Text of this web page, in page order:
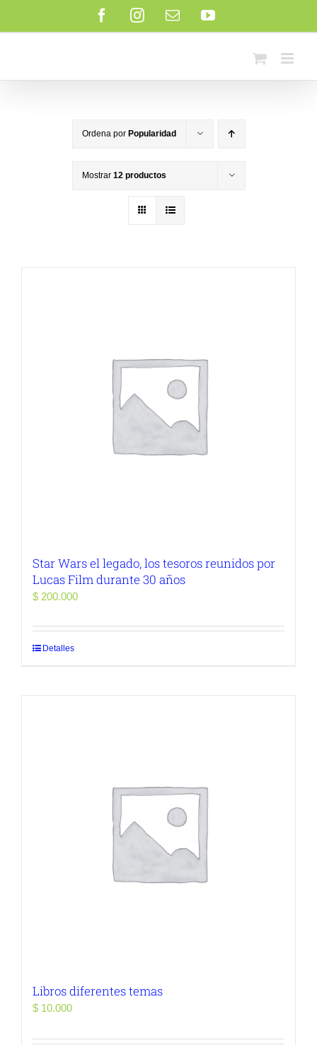
FacebookInstagram
Correo
electrónico
YouTube
Ordena por Popularidad
Mostrar 12 productos
Star Wars el legado, los tesoros reunidos por
Lucas Film durante 30 años
$ 200.000
Detalles
Libros diferentes temas
$ 10.000